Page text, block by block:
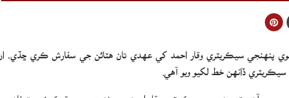
پنهنجي سيڪريٽري وقار احمد کي عهدي تان هٽائن جي سفارش ڪري ڇڏي، ان
ڏانهن خط لکيو ويو آهي.
۾ چيو آهي ته صدر جي سيڪريٽري وقار احمد جي خدمتن جي وڌيڪ ضرورت ناهي.